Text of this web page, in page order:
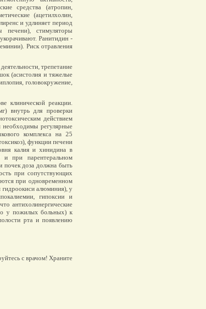
средства (атропин,
(ацетилхолин,
и удлиняет период
печени), стимуляторы
Ранитидин -
Риск отравления
трепетание
(асистолия и тяжелые
головокружение,
клинической реакции.
внутрь для проверки
действием
необходимы регулярные
комплекса на 25
функции печени
калия и хинидина в
при парентеральном
доза должна быть
при сопутствующих
при одновременном
гидроокиси алюминия), у
гипоксии и
антихолинергические
у пожилых больных) к
рта и появлению
с врачом! Храните